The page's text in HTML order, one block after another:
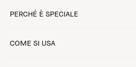
PERCHÉ È SPECIALE
COME SI USA